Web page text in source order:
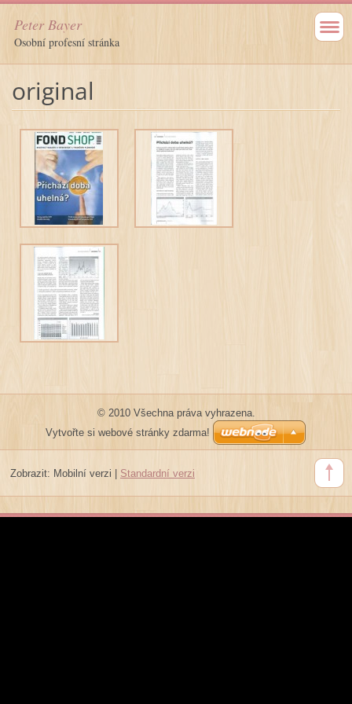
Peter Bayer
Osobní profesní stránka
original
© 2010 Všechna práva vyhrazena.
Vytvořte si webové stránky zdarma!
Zobrazit: Mobilní verzi Standardní verzi